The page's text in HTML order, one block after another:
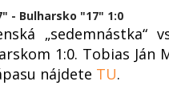
- Bulharsko "17" 1:0
1:0. Tobias
nájdete TU.